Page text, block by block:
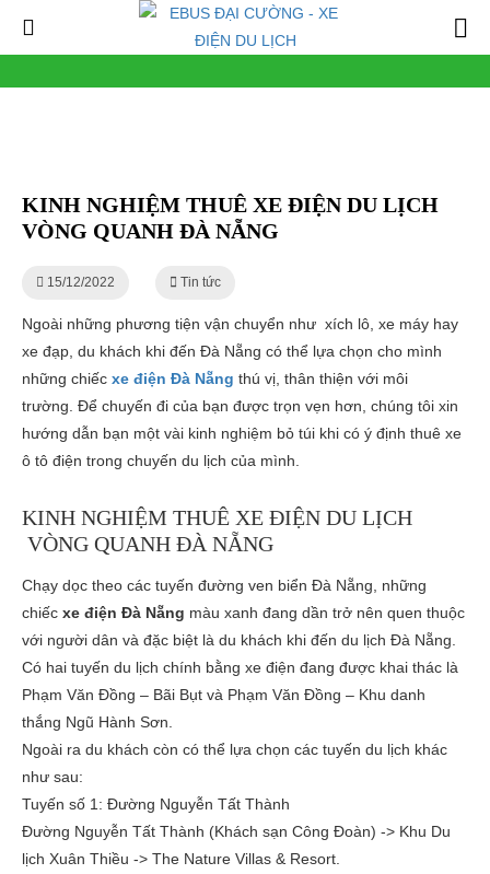
KINH NGHIỆM THUÊ XE ĐIỆN DU LỊCH
VÒNG QUANH ĐÀ NẴNG
15/12/2022 Tin tức
Ngoài những phương tiện vận chuyển như xích lô, xe máy hay
xe đạp, du khách khi đến Đà Nẵng có thể lựa chọn cho mình
những chiếc xe điện Đà Nẵng thú vị, thân thiện với môi
trường. Để chuyến đi của bạn được trọn vẹn hơn, chúng tôi xin
hướng dẫn bạn một vài kinh nghiệm bỏ túi khi có ý định thuê xe
ô tô điện trong chuyến du lịch của mình.
KINH NGHIỆM THUÊ XE ĐIỆN DU LỊCH
VÒNG QUANH ĐÀ NẴNG
Chạy dọc theo các tuyến đường ven biển Đà Nẵng, những
chiếc xe điện Đà Nẵng màu xanh đang dần trở nên quen thuộc
với người dân và đặc biệt là du khách khi đến du lịch Đà Nẵng.
Có hai tuyến du lịch chính bằng xe điện đang được khai thác là
Phạm Văn Đồng – Bãi Bụt và Phạm Văn Đồng – Khu danh
thắng Ngũ Hành Sơn.
Ngoài ra du khách còn có thể lựa chọn các tuyến du lịch khác
như sau:
Tuyến số 1: Đường Nguyễn Tất Thành
Đường Nguyễn Tất Thành (Khách sạn Công Đoàn) -> Khu Du
lịch Xuân Thiều -> The Nature Villas & Resort.